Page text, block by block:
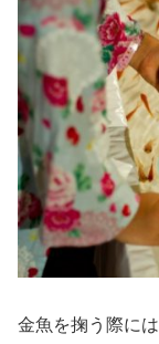
金魚を掬う際には